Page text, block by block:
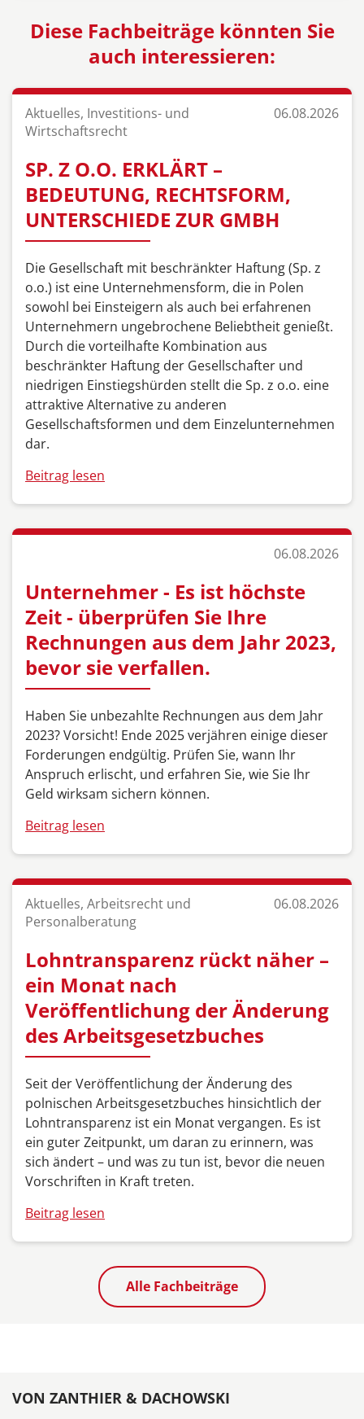
Diese Fachbeiträge könnten Sie
auch interessieren:
Aktuelles, Investitions- und
Wirtschaftsrecht
06.08.2026
SP. Z O.O. ERKLÄRT –
BEDEUTUNG, RECHTSFORM,
UNTERSCHIEDE ZUR GMBH
Die Gesellschaft mit beschränkter Haftung (Sp. z
o.o.) ist eine Unternehmensform, die in Polen
sowohl bei Einsteigern als auch bei erfahrenen
Unternehmern ungebrochene Beliebtheit genießt.
Durch die vorteilhafte Kombination aus
beschränkter Haftung der Gesellschafter und
niedrigen Einstiegshürden stellt die Sp. z o.o. eine
attraktive Alternative zu anderen
Gesellschaftsformen und dem Einzelunternehmen
dar.
Beitrag lesen
06.08.2026
Unternehmer - Es ist höchste
Zeit - überprüfen Sie Ihre
Rechnungen aus dem Jahr 2023,
bevor sie verfallen.
Haben Sie unbezahlte Rechnungen aus dem Jahr
2023? Vorsicht! Ende 2025 verjähren einige dieser
Forderungen endgültig. Prüfen Sie, wann Ihr
Anspruch erlischt, und erfahren Sie, wie Sie Ihr
Geld wirksam sichern können.
Beitrag lesen
Aktuelles, Arbeitsrecht und
Personalberatung
06.08.2026
Lohntransparenz rückt näher –
ein Monat nach
Veröffentlichung der Änderung
des Arbeitsgesetzbuches
Seit der Veröffentlichung der Änderung des
polnischen Arbeitsgesetzbuches hinsichtlich der
Lohntransparenz ist ein Monat vergangen. Es ist
ein guter Zeitpunkt, um daran zu erinnern, was
sich ändert – und was zu tun ist, bevor die neuen
Vorschriften in Kraft treten.
Beitrag lesen
Alle Fachbeiträge
VON ZANTHIER & DACHOWSKI